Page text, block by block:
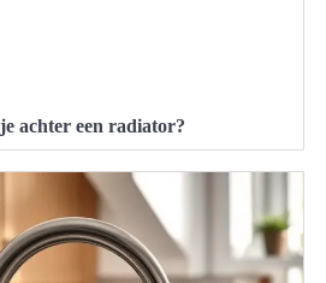
achter een radiator?